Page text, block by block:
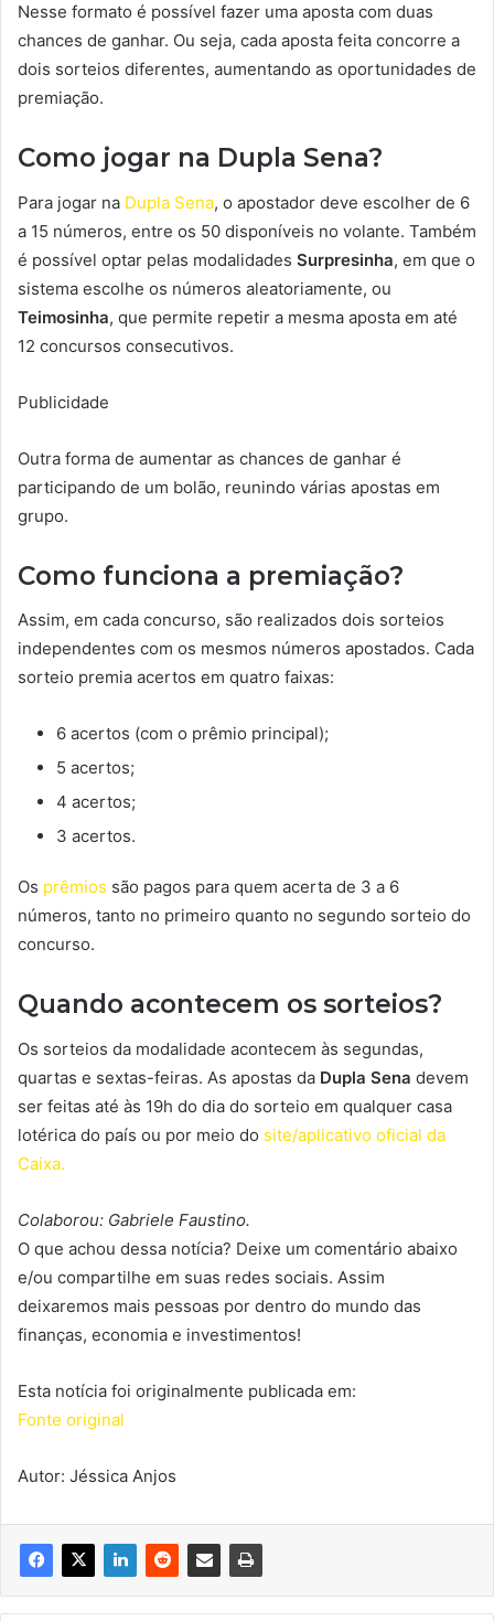
Nesse formato é possível fazer uma aposta com duas
chances de ganhar. Ou seja, cada aposta feita concorre a
dois sorteios diferentes, aumentando as oportunidades de
premiação.
Como jogar na Dupla Sena?
Para jogar na Dupla Sena, o apostador deve escolher de 6
a 15 números, entre os 50 disponíveis no volante. Também
é possível optar pelas modalidades Surpresinha, em que o
sistema escolhe os números aleatoriamente, ou
Teimosinha, que permite repetir a mesma aposta em até
12 concursos consecutivos.
Publicidade
Outra forma de aumentar as chances de ganhar é
participando de um bolão, reunindo várias apostas em
grupo.
Como funciona a premiação?
Assim, em cada concurso, são realizados dois sorteios
independentes com os mesmos números apostados. Cada
sorteio premia acertos em quatro faixas:
6 acertos (com o prêmio principal);
5 acertos;
4 acertos;
3 acertos.
Os prêmios são pagos para quem acerta de 3 a 6
números, tanto no primeiro quanto no segundo sorteio do
concurso.
Quando acontecem os sorteios?
Os sorteios da modalidade acontecem às segundas,
quartas e sextas-feiras. As apostas da Dupla Sena devem
ser feitas até às 19h do dia do sorteio em qualquer casa
lotérica do país ou por meio do site/aplicativo oficial da
Caixa.
Colaborou: Gabriele Faustino.
O que achou dessa notícia? Deixe um comentário abaixo
e/ou compartilhe em suas redes sociais. Assim
deixaremos mais pessoas por dentro do mundo das
finanças, economia e investimentos!
Esta notícia foi originalmente publicada em:
Fonte original
Autor: Jéssica Anjos